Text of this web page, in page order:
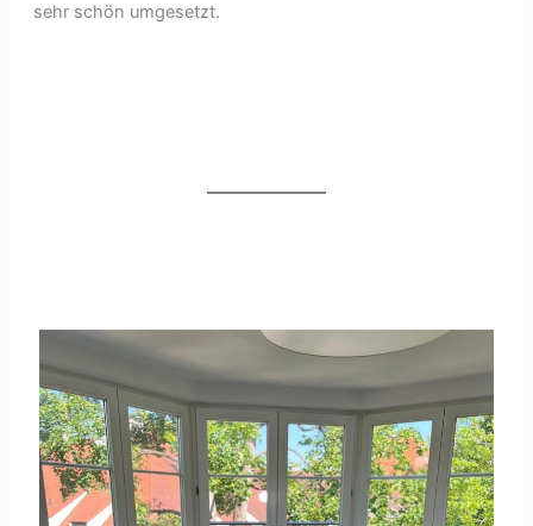
sehr schön umgesetzt.